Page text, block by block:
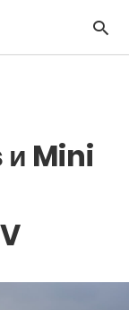
и Mini